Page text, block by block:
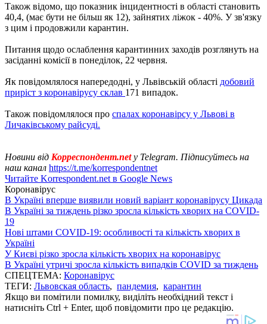
Також відомо, що показник інцидентності в області становить
40,4, (має бути не більш як 12), зайнятих ліжок - 40%. У зв'язку
з цим і продовжили карантин.
Питання щодо ослаблення карантинних заходів розглянуть на
засіданні комісії в понеділок, 22 червня.
Як повідомлялося напередодні, у Львівській області добовий
приріст з коронавірусу склав 171 випадок.
Також повідомлялося про спалах коронавірсу у Львові в
Личаківському райсуді.
Новини від Корреспондент.net у Telegram. Підписуйтесь на
наш канал https://t.me/korrespondentnet
Читайте Korrespondent.net в Google News
Коронавірус
В Україні вперше виявили новий варіант коронавірусу Цикада
В Україні за тиждень різко зросла кількість хворих на COVID-
19
Нові штами COVID-19: особливості та кількість хворих в
Україні
У Києві різко зросла кількість хворих на коронавірус
В Україні утричі зросла кількість випадків COVID за тиждень
СПЕЦТЕМА: Коронавірус
ТЕГИ: Львовская область, пандемия, карантин
Якщо ви помітили помилку, виділіть необхідний текст і
натисніть Ctrl + Enter, щоб повідомити про це редакцію.